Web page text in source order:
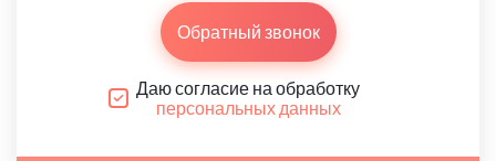
Обратный звонок
Даю согласие на обработку
персональных данных